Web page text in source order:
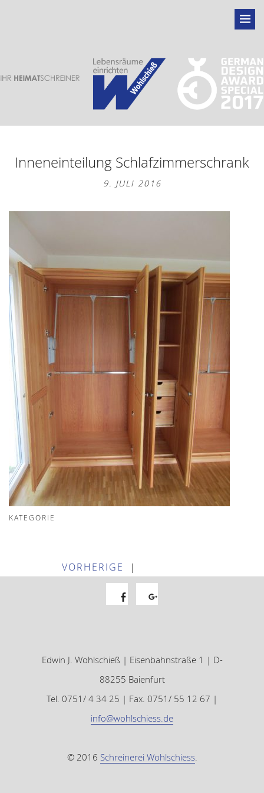
Inneneinteilung Schlafzimmerschrank
9. JULI 2016
KATEGORIE
VORHERIGE |
Edwin J. Wohlschieß | Eisenbahnstraße 1 | D-
88255 Baienfurt
Tel. 0751/ 4 34 25 | Fax. 0751/ 55 12 67 |
info@wohlschiess.de
© 2016 Schreinerei Wohlschiess.